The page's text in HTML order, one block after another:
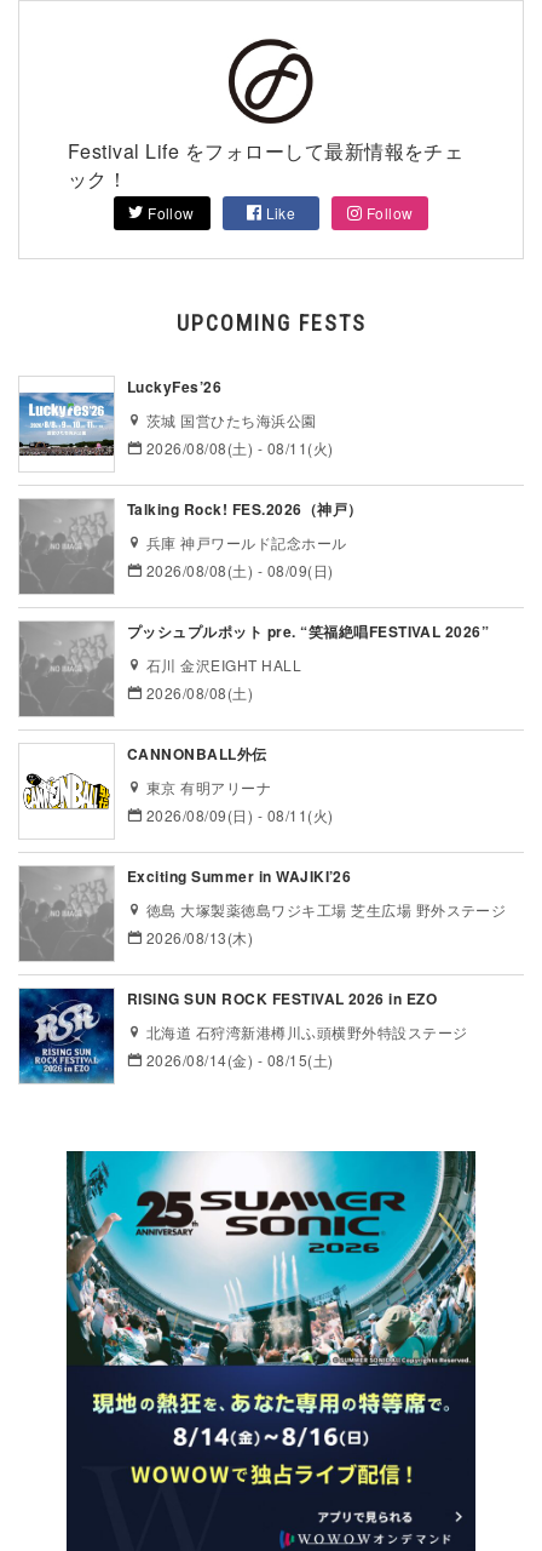
Festival Life をフォローして最新情報をチェ
ック！
Follow Like Follow
UPCOMING FESTS
LuckyFes’26
茨城 国営ひたち海浜公園
2026/08/08(土) - 08/11(火)
Talking Rock! FES.2026（神戸）
兵庫 神戸ワールド記念ホール
2026/08/08(土) - 08/09(日)
プッシュプルポット pre. “笑福絶唱FESTIVAL 2026”
石川 金沢EIGHT HALL
2026/08/08(土)
CANNONBALL外伝
東京 有明アリーナ
2026/08/09(日) - 08/11(火)
Exciting Summer in WAJIKI’26
徳島 大塚製薬徳島ワジキ工場 芝生広場 野外ステージ
2026/08/13(木)
RISING SUN ROCK FESTIVAL 2026 in EZO
北海道 石狩湾新港樽川ふ頭横野外特設ステージ
2026/08/14(金) - 08/15(土)